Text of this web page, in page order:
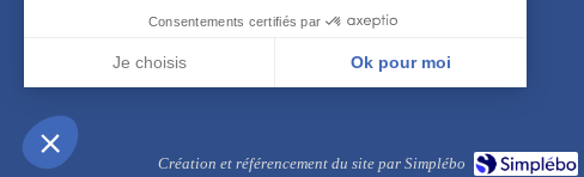
Création et référencement du site par Simplébo